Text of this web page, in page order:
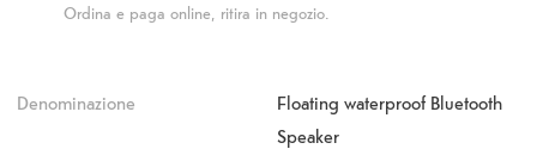
Ordina e paga online, ritira in negozio.
Denominazione
Floating waterproof Bluetooth
Speaker